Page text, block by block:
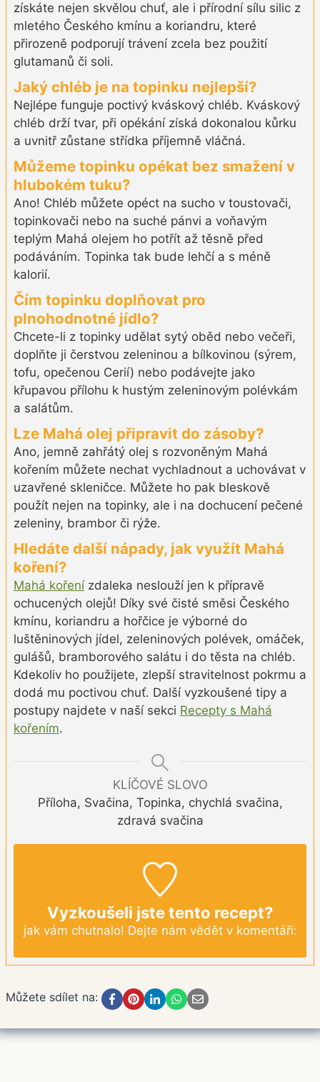
získáte nejen skvělou chuť, ale i přírodní sílu silic z
mletého Českého kmínu a koriandru, které
přirozeně podporují trávení zcela bez použití
glutamanů či soli.
Jaký chléb je na topinku nejlepší?
Nejlépe funguje poctivý kváskový chléb. Kváskový
chléb drží tvar, při opékání získá dokonalou kůrku
a uvnitř zůstane střídka příjemně vláčná.
Můžeme topinku opékat bez smažení v
hlubokém tuku?
Ano! Chléb můžete opéct na sucho v toustovači,
topinkovači nebo na suché pánvi a voňavým
teplým Mahá olejem ho potřít až těsně před
podáváním. Topinka tak bude lehčí a s méně
kalorií.
Čím topinku doplňovat pro
plnohodnotné jídlo?
Chcete-li z topinky udělat sytý oběd nebo večeři,
doplňte ji čerstvou zeleninou a bílkovinou (sýrem,
tofu, opečenou Cerií) nebo podávejte jako
křupavou přílohu k hustým zeleninovým polévkám
a salátům.
Lze Mahá olej připravit do zásoby?
Ano, jemně zahřátý olej s rozvoněným Mahá
kořením můžete nechat vychladnout a uchovávat v
uzavřené skleničce. Můžete ho pak bleskově
použít nejen na topinky, ale i na dochucení pečené
zeleniny, brambor či rýže.
Hledáte další nápady, jak využít Mahá
koření?
Mahá koření zdaleka neslouží jen k přípravě
ochucených olejů! Díky své čisté směsi Českého
kmínu, koriandru a hořčice je výborné do
luštěninových jídel, zeleninových polévek, omáček,
gulášů, bramborového salátu i do těsta na chléb.
Kdekoliv ho použijete, zlepší stravitelnost pokrmu a
dodá mu poctivou chuť. Další vyzkoušené tipy a
postupy najdete v naší sekci Recepty s Mahá
kořením.
KLÍČOVÉ SLOVO
Příloha, Svačina, Topinka, chychlá svačina,
zdravá svačina
Vyzkoušeli jste tento recept?
jak vám chutnalo! Dejte nám vědět v komentáři:
Můžete sdílet na: